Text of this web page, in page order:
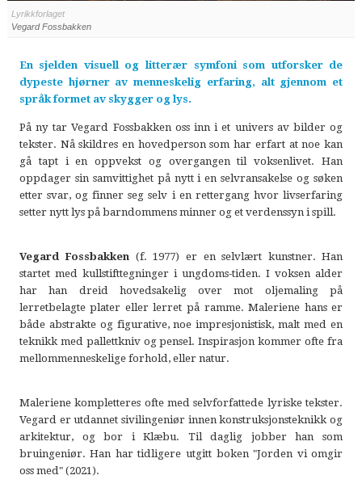
Lyrikkforlaget
Vegard Fossbakken
En sjelden visuell og litterær symfoni som utforsker de
dypeste hjørner av menneskelig erfaring, alt gjennom et
språk formet av skygger og lys.
På ny tar Vegard Fossbakken oss inn i et univers av bilder og
tekster. Nå skildres en hovedperson som har erfart at noe kan
gå tapt i en oppvekst og overgangen til voksenlivet. Han
oppdager sin samvittighet på nytt i en selvransakelse og søken
etter svar, og finner seg selv i en rettergang hvor livserfaring
setter nytt lys på barndommens minner og et verdenssyn i spill.
Vegard Fossbakken (f. 1977) er en selvlært kunstner. Han
startet med kullstifttegninger i ungdoms-tiden. I voksen alder
har han dreid hovedsakelig over mot oljemaling på
lerretbelagte plater eller lerret på ramme. Maleriene hans er
både abstrakte og figurative, noe impresjonistisk, malt med en
teknikk med pallettkniv og pensel. Inspirasjon kommer ofte fra
mellommenneskelige forhold, eller natur.
Maleriene kompletteres ofte med selvforfattede lyriske tekster.
Vegard er utdannet sivilingeniør innen konstruksjonsteknikk og
arkitektur, og bor i Klæbu. Til daglig jobber han som
bruingeniør. Han har tidligere utgitt boken "Jorden vi omgir
oss med" (2021).